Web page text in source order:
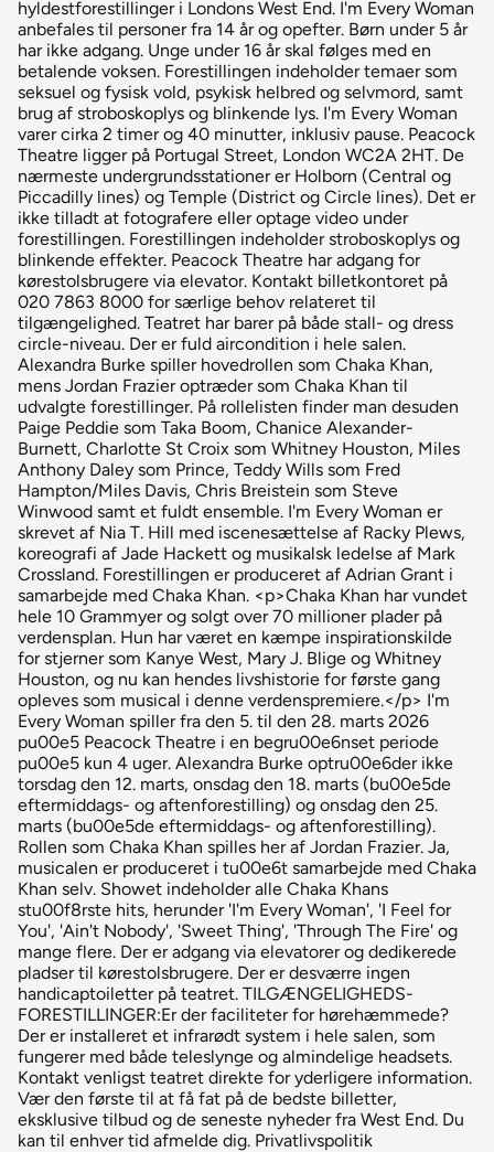
hyldestforestillinger i Londons West End. I'm Every Woman
anbefales til personer fra 14 år og opefter. Børn under 5 år
har ikke adgang. Unge under 16 år skal følges med en
betalende voksen. Forestillingen indeholder temaer som
seksuel og fysisk vold, psykisk helbred og selvmord, samt
brug af stroboskoplys og blinkende lys. I'm Every Woman
varer cirka 2 timer og 40 minutter, inklusiv pause. Peacock
Theatre ligger på Portugal Street, London WC2A 2HT. De
nærmeste undergrundsstationer er Holborn (Central og
Piccadilly lines) og Temple (District og Circle lines). Det er
ikke tilladt at fotografere eller optage video under
forestillingen. Forestillingen indeholder stroboskoplys og
blinkende effekter. Peacock Theatre har adgang for
kørestolsbrugere via elevator. Kontakt billetkontoret på
020 7863 8000 for særlige behov relateret til
tilgængelighed. Teatret har barer på både stall- og dress
circle-niveau. Der er fuld aircondition i hele salen.
Alexandra Burke spiller hovedrollen som Chaka Khan,
mens Jordan Frazier optræder som Chaka Khan til
udvalgte forestillinger. På rollelisten finder man desuden
Paige Peddie som Taka Boom, Chanice Alexander-
Burnett, Charlotte St Croix som Whitney Houston, Miles
Anthony Daley som Prince, Teddy Wills som Fred
Hampton/Miles Davis, Chris Breistein som Steve
Winwood samt et fuldt ensemble. I'm Every Woman er
skrevet af Nia T. Hill med iscenesættelse af Racky Plews,
koreografi af Jade Hackett og musikalsk ledelse af Mark
Crossland. Forestillingen er produceret af Adrian Grant i
samarbejde med Chaka Khan. <p>Chaka Khan har vundet
hele 10 Grammyer og solgt over 70 millioner plader på
verdensplan. Hun har været en kæmpe inspirationskilde
for stjerner som Kanye West, Mary J. Blige og Whitney
Houston, og nu kan hendes livshistorie for første gang
opleves som musical i denne verdenspremiere.</p> I'm
Every Woman spiller fra den 5. til den 28. marts 2026
pu00e5 Peacock Theatre i en begru00e6nset periode
pu00e5 kun 4 uger. Alexandra Burke optru00e6der ikke
torsdag den 12. marts, onsdag den 18. marts (bu00e5de
eftermiddags- og aftenforestilling) og onsdag den 25.
marts (bu00e5de eftermiddags- og aftenforestilling).
Rollen som Chaka Khan spilles her af Jordan Frazier. Ja,
musicalen er produceret i tu00e6t samarbejde med Chaka
Khan selv. Showet indeholder alle Chaka Khans
stu00f8rste hits, herunder 'I'm Every Woman', 'I Feel for
You', 'Ain't Nobody', 'Sweet Thing', 'Through The Fire' og
mange flere. Der er adgang via elevatorer og dedikerede
pladser til kørestolsbrugere. Der er desværre ingen
handicaptoiletter på teatret. TILGÆNGELIGHEDS-
FORESTILLINGER:Er der faciliteter for hørehæmmede?
Der er installeret et infrarødt system i hele salen, som
fungerer med både teleslynge og almindelige headsets.
Kontakt venligst teatret direkte for yderligere information.
Vær den første til at få fat på de bedste billetter,
eksklusive tilbud og de seneste nyheder fra West End. Du
kan til enhver tid afmelde dig. Privatlivspolitik